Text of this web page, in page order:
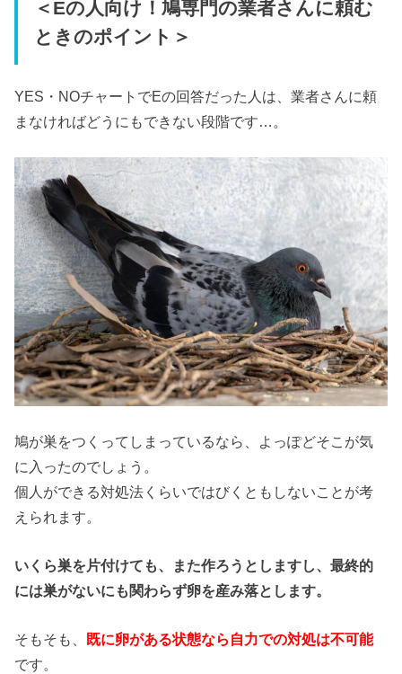
＜Eの人向け！鳩専門の業者さんに頼む
ときのポイント＞
YES・NOチャートでEの回答だった人は、業者さんに頼
まなければどうにもできない段階です…。
鳩が巣をつくってしまっているなら、よっぽどそこが気
に入ったのでしょう。
個人ができる対処法くらいではびくともしないことが考
えられます。
いくら巣を片付けても、また作ろうとしますし、最終的
には巣がないにも関わらず卵を産み落とします。
そもそも、
既に卵がある状態なら自力での対処は不可能
です。